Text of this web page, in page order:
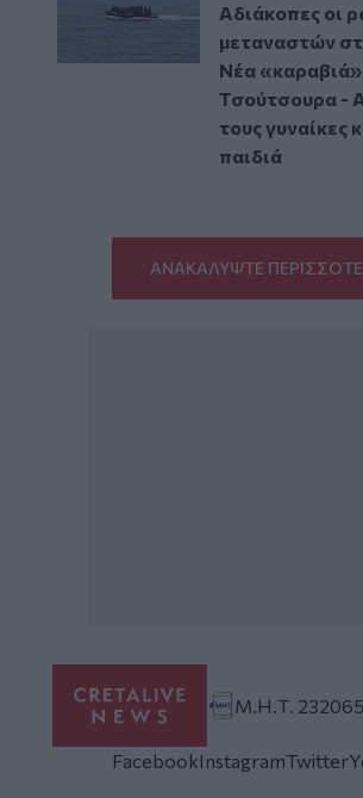
Αδιάκοπες οι
μεταναστών
Νέα
Τσούτσουρα -
τους γυναίκες
παιδιά
ΑΝΑΚΑΛΥΨΤΕ
Μ.Η.Τ. 232065
FacebookInstagramTwitter